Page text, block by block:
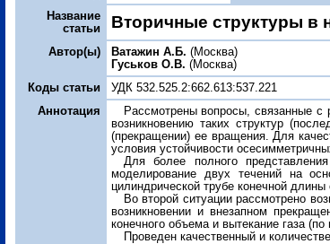
Название
статьи
Вторичные структуры в
Автор(ы) Ватажин А.Б. (Москва)
Гуськов О.В. (Москва)
Коды статьи
УДК 532.525.2:662.613:537.221
Аннотация
Рассмотрены вопросы, связанные с
возникновению таких структур
(прекращении) ее вращения. Для
условия устойчивости
Для более полного
моделирование двух течений на
цилиндрической трубе конечной
Во второй ситуации рассмотрено
возникновении и внезапном
конечного объема и вытекание газа
Проведен качественный и